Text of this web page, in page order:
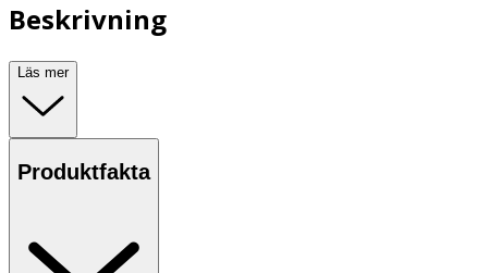
Beskrivning
Läs mer
Produktfakta